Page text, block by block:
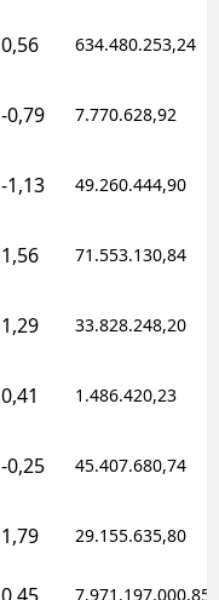
Isparta
Mersin
Kars
Kırklareli
0,56 634.480.253,24
-0,79 7.770.628,92
-1,13 49.260.444,90
1,56 71.553.130,84
1,29 33.828.248,20
0,41 1.486.420,23
-0,25 45.407.680,74
1,79 29.155.635,80
7.971.197.000,85